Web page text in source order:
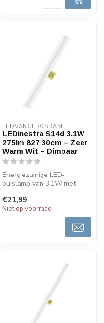
LEDVANCE /OSRAM
LEDinestra S14d 3.1W
275lm 827 30cm – Zeer
Warm Wit – Dimbaar
Energiezuinige LED-
buislamp van 3.1W met
lichtopbrengst ...
€21,99
Niet op voorraad